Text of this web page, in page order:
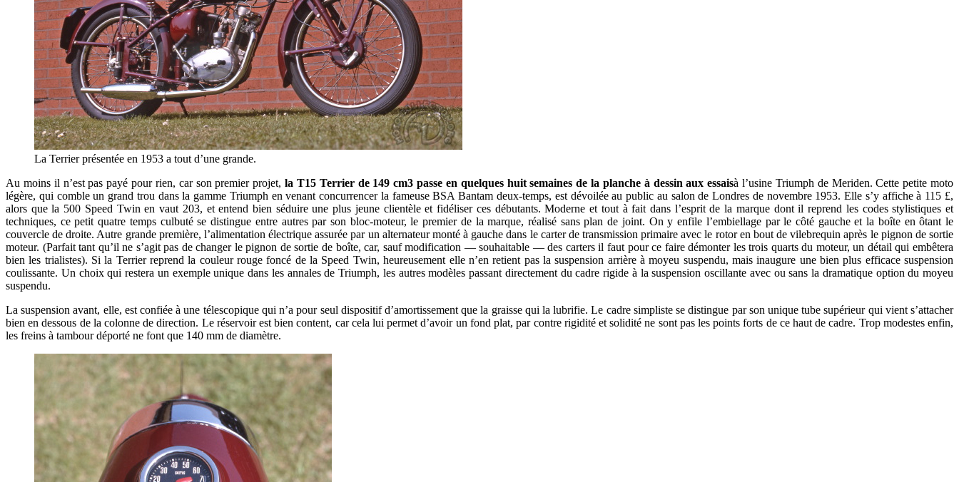
La Terrier présentée en 1953 a tout d’une grande.
Au moins il n’est pas payé pour rien, car son premier projet, la T15 Terrier de 149 cm3 passe en quelques huit semaines de la planche à dessin aux essaisà l’usine Triumph de Meriden. Cette petite moto
légère, qui comble un grand trou dans la gamme Triumph en venant concurrencer la fameuse BSA Bantam deux-temps, est dévoilée au public au salon de Londres de novembre 1953. Elle s’y affiche à 115 £,
alors que la 500 Speed Twin en vaut 203, et entend bien séduire une plus jeune clientèle et fidéliser ces débutants. Moderne et tout à fait dans l’esprit de la marque dont il reprend les codes stylistiques et
techniques, ce petit quatre temps culbuté se distingue entre autres par son bloc-moteur, le premier de la marque, réalisé sans plan de joint. On y enfile l’embiellage par le côté gauche et la boîte en ôtant le
couvercle de droite. Autre grande première, l’alimentation électrique assurée par un alternateur monté à gauche dans le carter de transmission primaire avec le rotor en bout de vilebrequin après le pignon de sortie
moteur. (Parfait tant qu’il ne s’agit pas de changer le pignon de sortie de boîte, car, sauf modification — souhaitable — des carters il faut pour ce faire démonter les trois quarts du moteur, un détail qui embêtera
bien les trialistes). Si la Terrier reprend la couleur rouge foncé de la Speed Twin, heureusement elle n’en retient pas la suspension arrière à moyeu suspendu, mais inaugure une bien plus efficace suspension
coulissante. Un choix qui restera un exemple unique dans les annales de Triumph, les autres modèles passant directement du cadre rigide à la suspension oscillante avec ou sans la dramatique option du moyeu
suspendu.
La suspension avant, elle, est confiée à une télescopique qui n’a pour seul dispositif d’amortissement que la graisse qui la lubrifie. Le cadre simpliste se distingue par son unique tube supérieur qui vient s’attacher
bien en dessous de la colonne de direction. Le réservoir est bien content, car cela lui permet d’avoir un fond plat, par contre rigidité et solidité ne sont pas les points forts de ce haut de cadre. Trop modestes enfin,
les freins à tambour déporté ne font que 140 mm de diamètre.